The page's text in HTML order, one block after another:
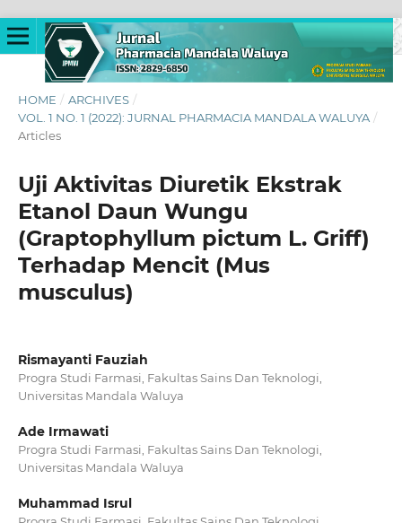
HOME / ARCHIVES /
VOL. 1 NO. 1 (2022): JURNAL PHARMACIA MANDALA WALUYA /
Articles
Uji Aktivitas Diuretik Ekstrak
Etanol Daun Wungu
(Graptophyllum pictum L. Griff)
Terhadap Mencit (Mus
musculus)
Rismayanti Fauziah
Progra Studi Farmasi, Fakultas Sains Dan Teknologi,
Universitas Mandala Waluya
Ade Irmawati
Progra Studi Farmasi, Fakultas Sains Dan Teknologi,
Universitas Mandala Waluya
Muhammad Isrul